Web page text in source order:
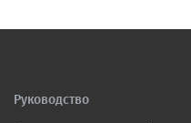
Руководство